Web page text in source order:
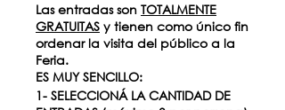
Las entradas son TOTALMENTE
GRATUITAS y tienen como único fin
ordenar la visita del público a la
Feria.
ES MUY SENCILLO:
1- SELECCIONÁ LA CANTIDAD DE